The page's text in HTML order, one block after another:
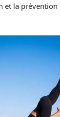
et la prévention